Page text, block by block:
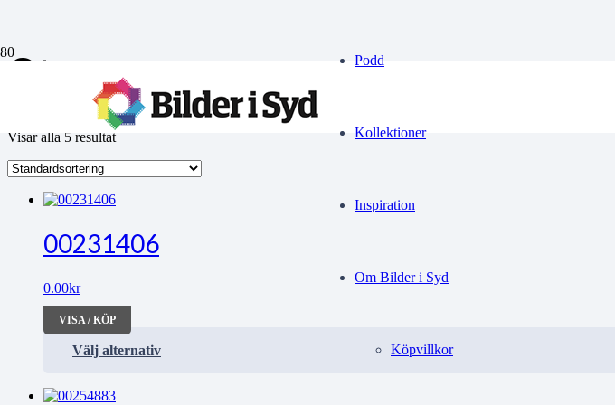
Podd
Kollektioner
Inspiration
Om Bilder i Syd
Köpvillkor
Stress
Visar alla 5 resultat
00231406
0.00kr
VISA / KÖP
Välj alternativ